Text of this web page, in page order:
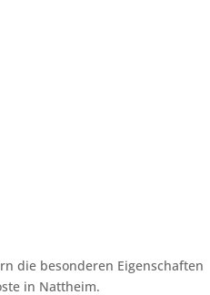
die besonderen Eigenschaften
in Nattheim.